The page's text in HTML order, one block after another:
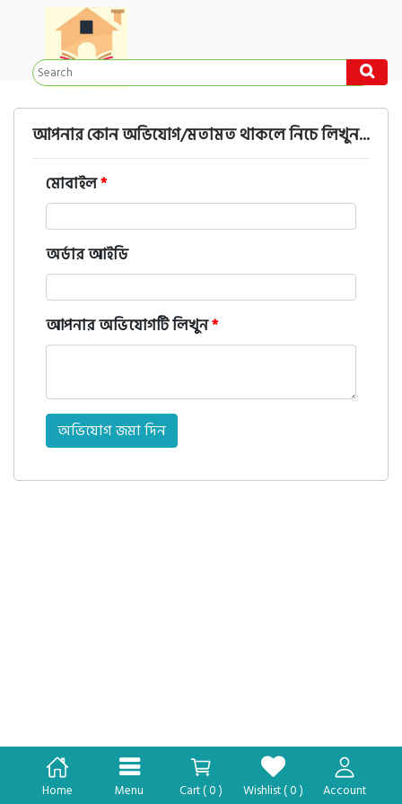
আপনার কোন অভিযোগ/মতামত থাকলে নিচে লিখুন...
মোবাইল*
অর্ডার আইডি
আপনার অভিযোগটি লিখুন*
Home Menu Cart (0) Wishlist (0) Account